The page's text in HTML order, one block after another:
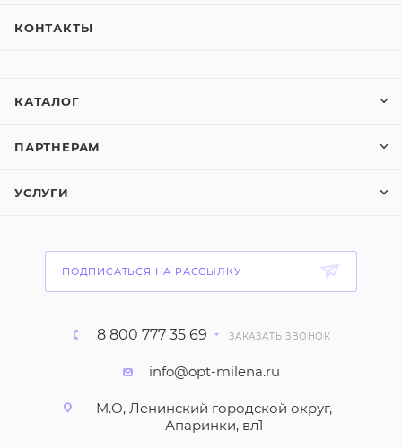
КОНТАКТЫ
КАТАЛОГ
ПАРТНЕРАМ
УСЛУГИ
ПОДПИСАТЬСЯ НА РАССЫЛКУ
8 800 777 35 69 ЗАКАЗАТЬ ЗВОНОК
info@opt-milena.ru
М.О, Ленинский городской округ,
Апаринки, вл1